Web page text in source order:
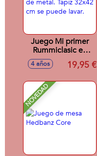
Juego Mi primer
Rummiclasic en
caja de metal. Tapiz
32x42 cm se
4 años 19,95 €
NOVEDAD